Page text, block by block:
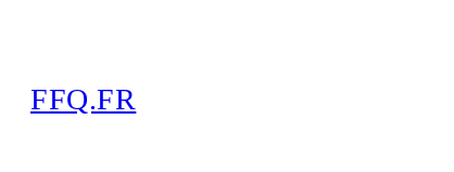
FFQ.FR